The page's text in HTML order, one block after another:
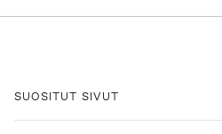
SUOSITUT SIVUT